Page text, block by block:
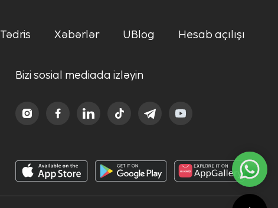
Tədris Xəbərlər UBlog Hesab açılışı
Bizi sosial mediada izləyin